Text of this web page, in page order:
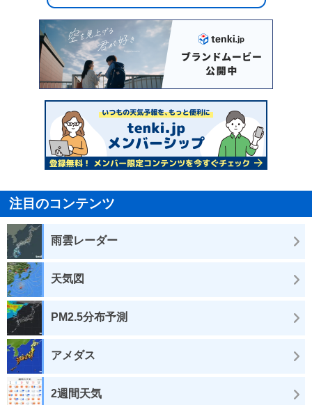
注目のコンテンツ
雨雲レーダー
天気図
PM2.5分布予測
アメダス
2週間天気